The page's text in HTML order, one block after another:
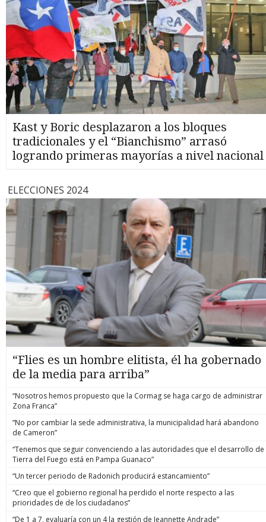
Kast y Boric desplazaron a los bloques
tradicionales y el “Bianchismo” arrasó
logrando primeras mayorías a nivel nacional
ELECCIONES 2024
“Flies es un hombre elitista, él ha gobernado
de la media para arriba”
“Nosotros hemos propuesto que la Cormag se haga cargo de administrar
Zona Franca”
“No por cambiar la sede administrativa, la municipalidad hará abandono
de Cameron”
“Tenemos que seguir convenciendo a las autoridades que el desarrollo de
Tierra del Fuego está en Pampa Guanaco”
“Un tercer periodo de Radonich producirá estancamiento”
“Creo que el gobierno regional ha perdido el norte respecto a las
prioridades de de los ciudadanos”
“De 1 a 7, evaluaría con un 4 la gestión de Jeannette Andrade”